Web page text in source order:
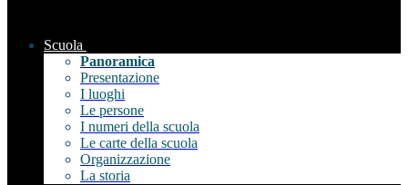
Scuola
Panoramica
Presentazione
I luoghi
Le persone
I numeri della scuola
Le carte della scuola
Organizzazione
La storia